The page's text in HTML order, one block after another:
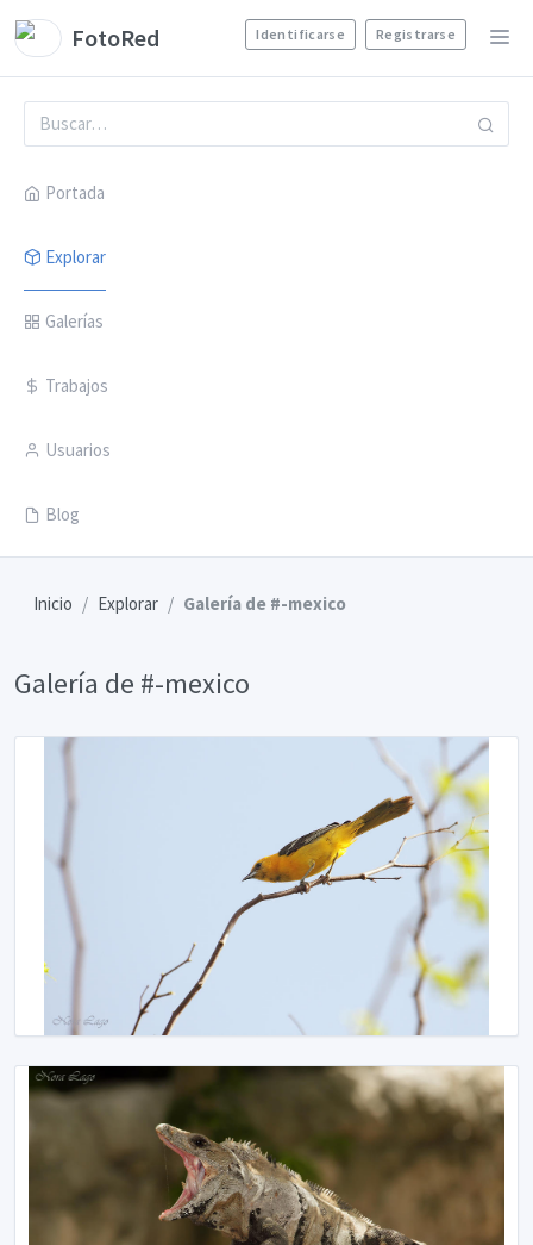
FotoRed Identificarse Registrarse
Portada
Explorar
Galerías
Trabajos
Usuarios
Blog
Inicio Explorar Galería de #-mexico
Galería de #-mexico